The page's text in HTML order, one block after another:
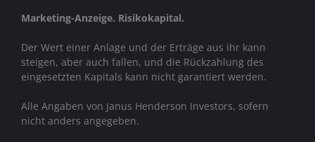
Marketing-Anzeige. Risikokapital.
Der Wert einer Anlage und der Erträge aus ihr kann
steigen, aber auch fallen, und die Rückzahlung des
eingesetzten Kapitals kann nicht garantiert werden.
Alle Angaben von Janus Henderson Investors, sofern
nicht anders angegeben.